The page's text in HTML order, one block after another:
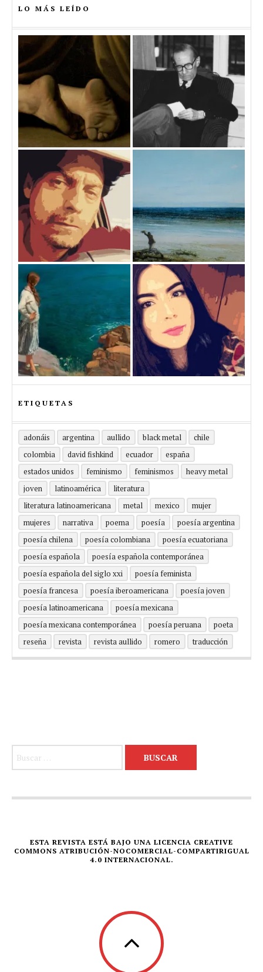
LO MÁS LEÍDO
ETIQUETAS
adonáis argentina aullido black metal
chile
colombia
david fishkind ecuador
españa
estados unidos
feminismo feminismos
heavy metal
joven
latinoamérica
literatura
literatura latinoamericana
metal mexico
mujer
mujeres
narrativa poema poesía
poesía argentina
poesía chilena
poesía colombiana
poesía ecuatoriana
poesía española
poesía española contemporánea
poesía española del siglo xxi
poesía feminista
poesía francesa
poesía iberoamericana
poesía joven
poesía latinoamericana
poesía mexicana
poesía mexicana contemporánea
poesía peruana
poeta
reseña
revista revista aullido romero traducción
ESTA REVISTA ESTÁ BAJO UNA LICENCIA CREATIVE
COMMONS ATRIBUCIÓN-NOCOMERCIAL-COMPARTIRIGUAL
4.0 INTERNACIONAL.